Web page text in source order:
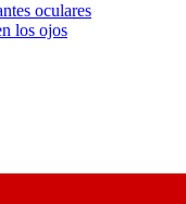
oculares
los ojos